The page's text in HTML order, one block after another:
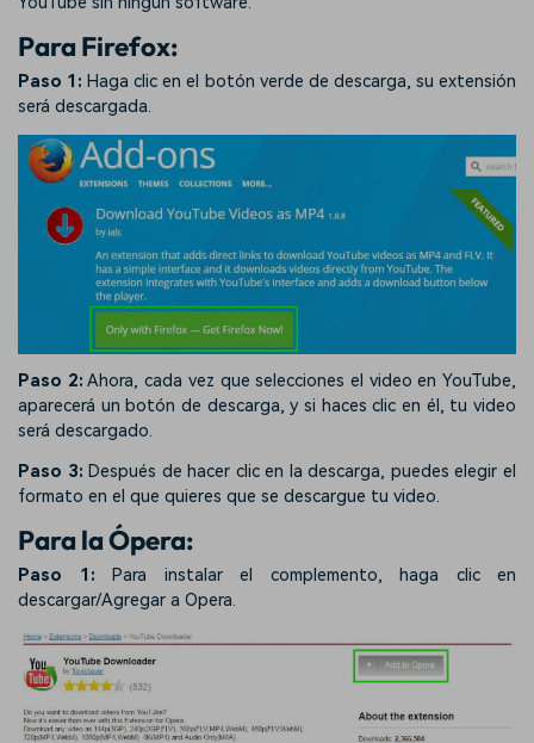
Para Firefox:
Paso 1: Haga clic en el botón verde de descarga, su extensión
será descargada.
Paso 2: Ahora, cada vez que selecciones el video en YouTube,
aparecerá un botón de descarga, y si haces clic en él, tu video
será descargado.
Paso 3: Después de hacer clic en la descarga, puedes elegir el
formato en el que quieres que se descargue tu video.
Para la Ópera:
Paso 1: Para instalar el complemento, haga clic en
descargar/Agregar a Opera.